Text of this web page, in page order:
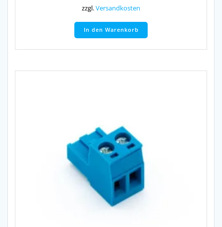
zzgl.Versandkosten
In den Warenkorb